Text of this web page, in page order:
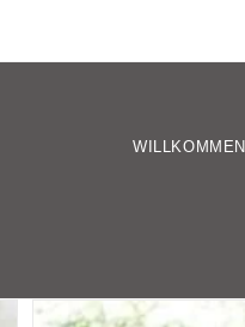
WILLKOMMEN